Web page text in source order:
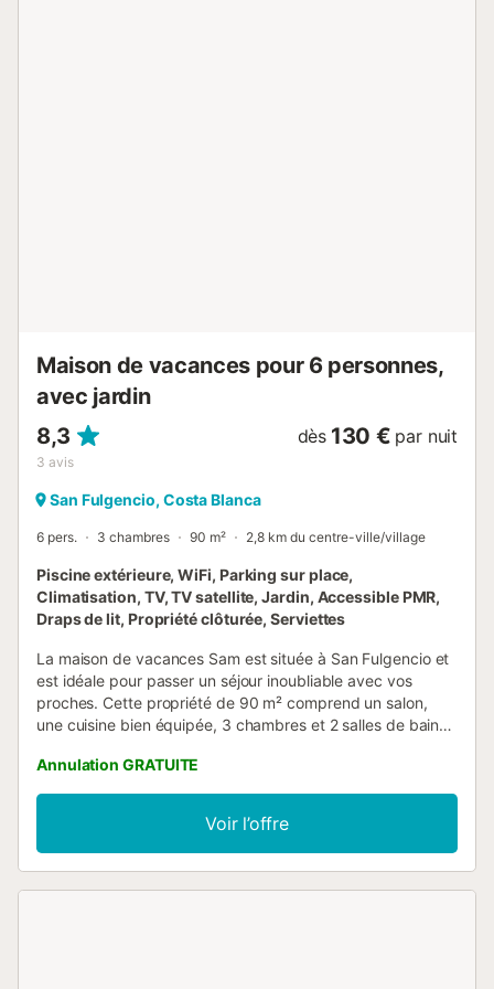
Maison de vacances pour 6 personnes,
avec jardin
8,3
3 avis
dès 130 € par nuit
San Fulgencio, Costa Blanca
6 pers. 3 chambres 90 m² 2,8 km du centre-ville/village
Piscine extérieure, WiFi, Parking sur place,
Climatisation, TV, TV satellite, Jardin, Accessible PMR,
Draps de lit, Propriété clôturée, Serviettes
La maison de vacances Sam est située à San Fulgencio et
est idéale pour passer un séjour inoubliable avec vos
proches. Cette propriété de 90 m² comprend un salon,
une cuisine bien équipée, 3 chambres et 2 salles de bains,
également du Wi-Fi, de la télévision, de la climatisation et
d'un lave-linge. Profitez d'une piscine privée extérieure
(ouverte du 1er juin au 30 novembre), d'un jardin et d'une
terrasse non couverte. Vous aurez aussi accès à un
espace extérieur partagé avec terrasse couverte. La
Annulation GRATUITE
Voir l’offre